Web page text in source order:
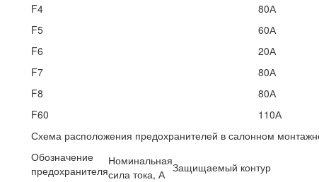
F4
80А
F5
60А
F6
20А
F7
80А
F8
80А
F60
110А
Схема расположения предохранителей в салонном
Обозначение
предохранителя
Номинальная
сила тока, А Защищаемый контур